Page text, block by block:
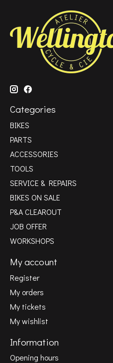
Categories
BIKES
PARTS
ACCESSORIES
TOOLS
SERVICE & REPAIRS
BIKES ON SALE
P&A CLEAROUT
JOB OFFER
WORKSHOPS
My account
Register
My orders
My tickets
My wishlist
Information
Opening hours